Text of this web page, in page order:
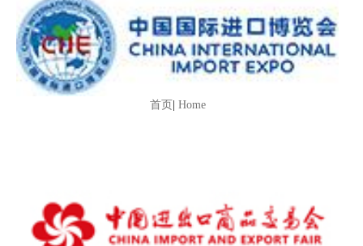
首页| Home